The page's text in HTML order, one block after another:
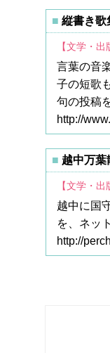
縦書き歌
【文学・
言葉の音
子の短歌
句の投稿
http://
越中万葉
【文学・
越中に国
を、ネッ
http://